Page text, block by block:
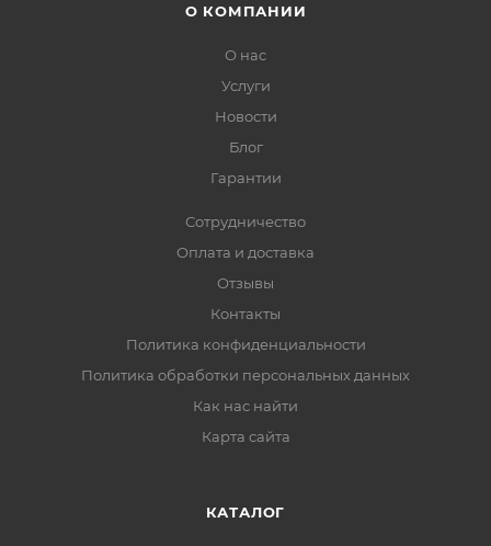
О КОМПАНИИ
О нас
Услуги
Новости
Блог
Гарантии
Сотрудничество
Оплата и доставка
Отзывы
Контакты
Политика конфиденциальности
Политика обработки персональных данных
Как нас найти
Карта сайта
КАТАЛОГ